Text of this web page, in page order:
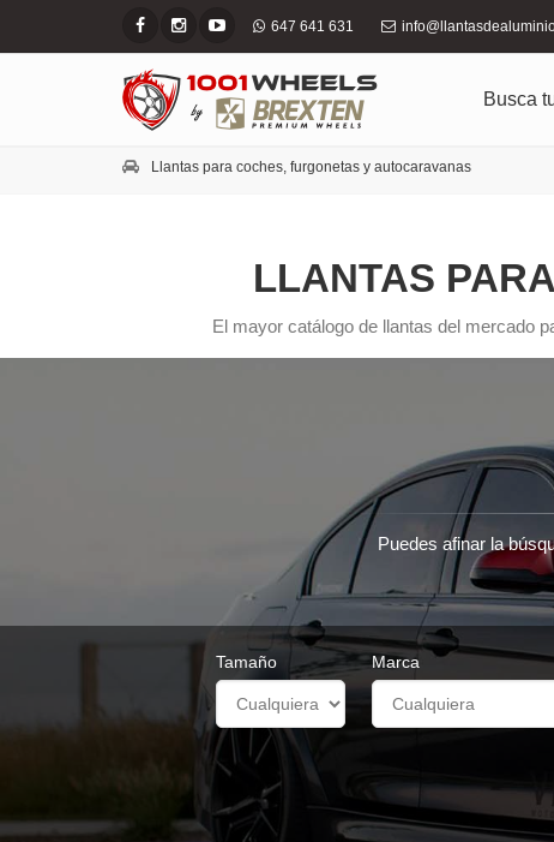
647 641 631
Busca
Llantas para coches, furgonetas y autocaravanas
LLANTAS
El mayor catálogo de llantas del mercado
Puedes afinar la
Tamaño Marca